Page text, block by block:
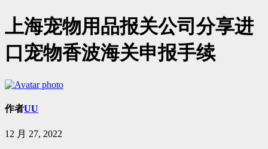
上海宠物用品报关公司分享进
口宠物香波海关申报手续
作者UU
12 月 27, 2022